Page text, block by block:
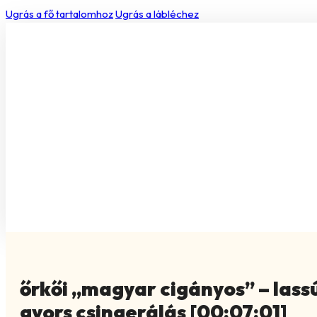
Ugrás a fő tartalomhozUgrás a lábléchez
őrkői „magyar cigányos” –
gyors csingerálás [00:07:01]